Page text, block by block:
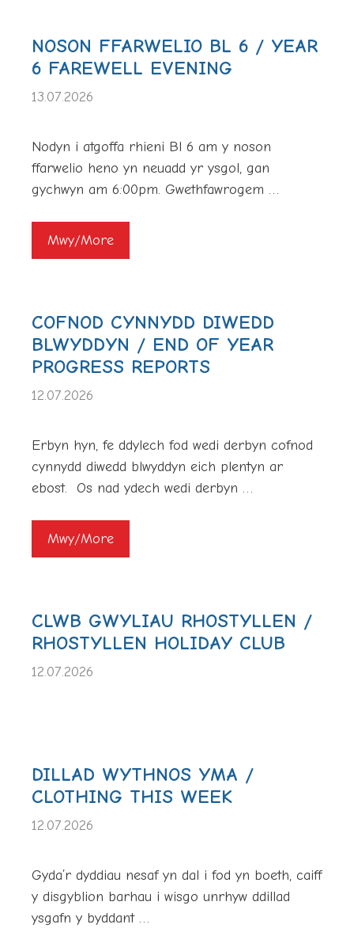
NOSON FFARWELIO BL 6 / YEAR
6 FAREWELL EVENING
13.07.2026
Nodyn i atgoffa rhieni Bl 6 am y noson
ffarwelio heno yn neuadd yr ysgol, gan
gychwyn am 6:00pm. Gwethfawrogem …
Mwy/More
COFNOD CYNNYDD DIWEDD
BLWYDDYN / END OF YEAR
PROGRESS REPORTS
12.07.2026
Erbyn hyn, fe ddylech fod wedi derbyn cofnod
cynnydd diwedd blwyddyn eich plentyn ar
ebost. Os nad ydech wedi derbyn …
Mwy/More
CLWB GWYLIAU RHOSTYLLEN /
RHOSTYLLEN HOLIDAY CLUB
12.07.2026
DILLAD WYTHNOS YMA /
CLOTHING THIS WEEK
12.07.2026
Gyda’r dyddiau nesaf yn dal i fod yn boeth, caiff
y disgyblion barhau i wisgo unrhyw ddillad
ysgafn y byddant …